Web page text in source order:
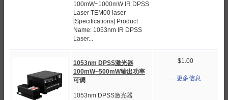
100mW~1000mW IR DPSS
Laser TEM00 laser
[Specifications] Product
Name: 1053nm IR DPSS
Laser...
1053nm DPSS激光器
100mW~500mW输出功率
可调
1053nm DPSS激光器
$1.00
... 更多信息